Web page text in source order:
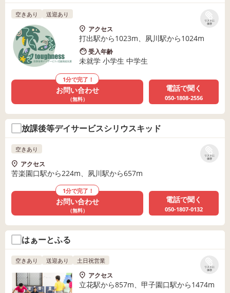
リストに
保存
空きあり 送迎あり
アクセス
打出駅から1023m、夙川駅から1024m
受入年齢
未就学 小学生 中学生
1分で完了！
お問い合わせ
（無料）
電話で聞く
050-1808-2556
放課後等デイサービスシリウスキッド
リストに
保存
空きあり
アクセス
苦楽園口駅から224m、夙川駅から657m
1分で完了！
お問い合わせ
（無料）
電話で聞く
050-1807-0132
はぁーとふる
リストに
保存
空きあり 送迎あり 土日祝営業
アクセス
立花駅から857m、甲子園口駅から1474m